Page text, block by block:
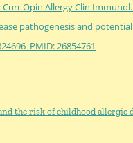
Opin Allergy Clin
pathogenesis and
PMID: 26854761
the risk of childhood allergic